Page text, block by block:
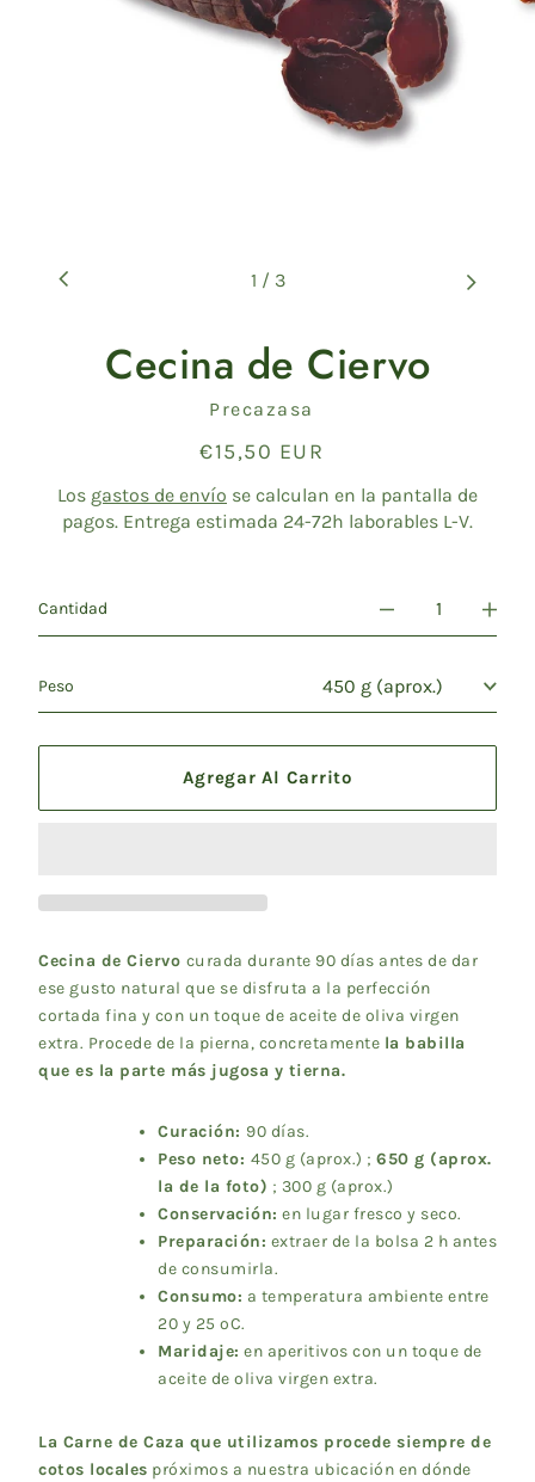
1 / 3
Cecina de Ciervo
Proveedor
Precazasa
Precio
€15,50 EUR
Los gastos de envío se calculan en la pantalla de
pagos. Entrega estimada 24-72h laborables L-V.
Cantidad
Peso
Agregar Al Carrito
Cecina de Ciervo curada durante 90 días antes de dar
ese gusto natural que se disfruta a la perfección
cortada fina y con un toque de aceite de oliva virgen
extra. Procede de la pierna, concretamente la babilla
que es la parte más jugosa y tierna.
Curación: 90 días.
Peso neto: 450 g (aprox.) ; 650 g (aprox.
la de la foto) ; 300 g (aprox.)
Conservación: en lugar fresco y seco.
Preparación: extraer de la bolsa 2 h antes
de consumirla.
Consumo: a temperatura ambiente entre
20 y 25 ºC.
Maridaje: en aperitivos con un toque de
aceite de oliva virgen extra.
La Carne de Caza que utilizamos procede siempre de
cotos locales próximos a nuestra ubicación en dónde